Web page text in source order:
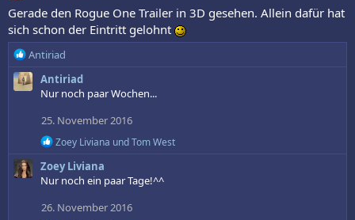
i
o
n
e
n
:
Gerade den Rogue One Trailer in 3D gesehen. Allein dafür hat
sich schon der Eintritt gelohnt
R
e
a
n
e
n
Antiriad
Antiriad
Nur noch paar Wochen...
25. November 2016
R
e
a
k
Zoey Liviana undTom West
Zoey Liviana
Nur noch ein paar Tage!^^
26. November 2016